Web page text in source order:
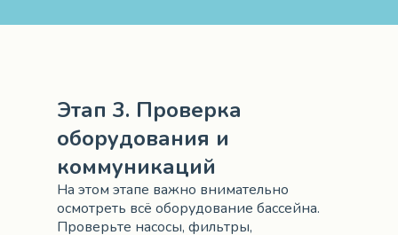
Этап 3. Проверка
оборудования и
коммуникаций
На этом этапе важно внимательно
осмотреть всё оборудование бассейна.
Проверьте насосы, фильтры,